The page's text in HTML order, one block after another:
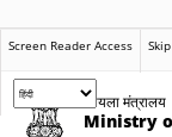
Screen Reader Access
कोयला मंत्रालय
Ministry